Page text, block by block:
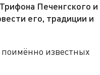
Печенгского и
его, традиции и
известных